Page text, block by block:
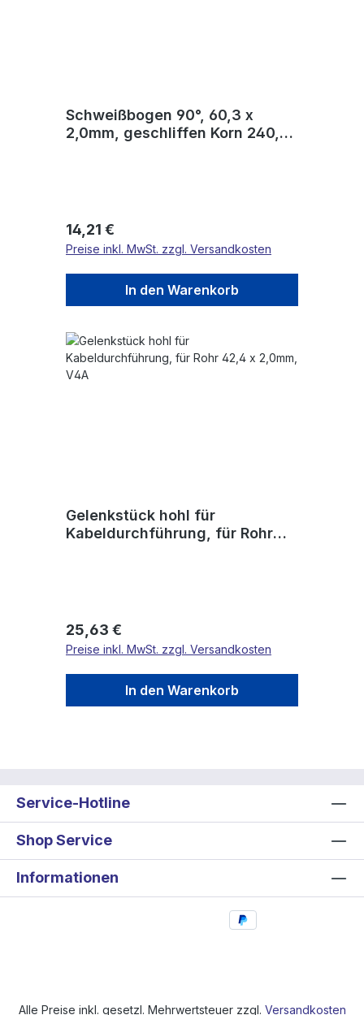
Schweißbogen 90°, 60,3 x
2,0mm, geschliffen Korn 240,
Regulärer Preis:
14,21 €
Preise inkl. MwSt. zzgl. Versandkosten
In den Warenkorb
Gelenkstück hohl für
Kabeldurchführung, für Rohr
Regulärer Preis:
25,63 €
Preise inkl. MwSt. zzgl. Versandkosten
In den Warenkorb
Service-Hotline
Shop Service
Informationen
Alle Preise inkl. gesetzl. Mehrwertsteuer zzgl. Versandkosten